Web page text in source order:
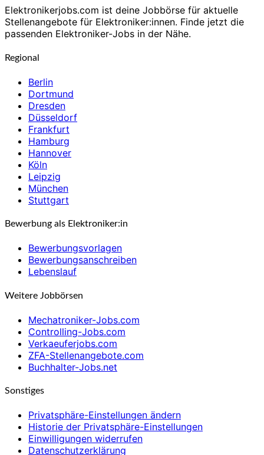
Elektronikerjobs.com ist deine Jobbörse für aktuelle
Stellenangebote für Elektroniker:innen. Finde jetzt die
passenden Elektroniker-Jobs in der Nähe.
Regional
Berlin
Dortmund
Dresden
Düsseldorf
Frankfurt
Hamburg
Hannover
Köln
Leipzig
München
Stuttgart
Bewerbung als Elektroniker:in
Bewerbungsvorlagen
Bewerbungsanschreiben
Lebenslauf
Weitere Jobbörsen
Mechatroniker-Jobs.com
Controlling-Jobs.com
Verkaeuferjobs.com
ZFA-Stellenangebote.com
Buchhalter-Jobs.net
Sonstiges
Privatsphäre-Einstellungen ändern
Historie der Privatsphäre-Einstellungen
Einwilligungen widerrufen
Datenschutzerklärung